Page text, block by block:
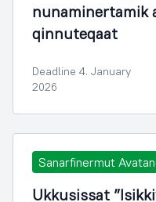
nunaminertamik
qinnuteqaat
Deadline 4. January
2026
Sanarfinermut
Ukkusissat